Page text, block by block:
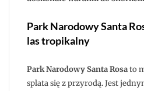
Park Narodowy Santa
las tropikalny
Park Narodowy Santa Rosato
splata się z przyrodą. Jest